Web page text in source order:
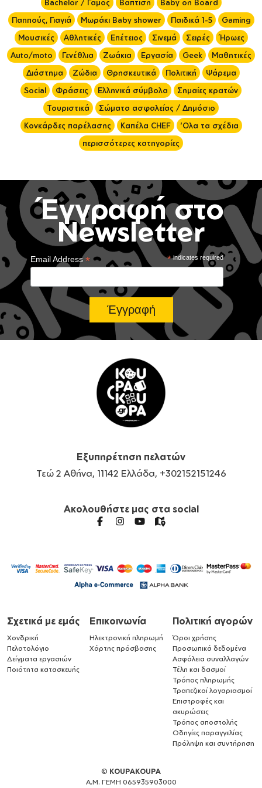
Bachelor / Γάμος
Βάπτιση
Baby on Board
Παππούς, Γιαγιά
Μωράκι Baby shower Παιδικά 1-5
Gaming
Μουσικές
Αθλητικές Επέτειος Σινεμά Σειρές
Ήρωες
Auto/moto
Γενέθλια Ζωάκια Εργασία Geek
Μαθητικές
Διάστημα
Ζώδια Θρησκευτικά Πολιτική
Ψάρεμα
Social
Φράσεις Ελληνικά σύμβολα
Σημαίες κρατών
Τουριστικά
Σώματα ασφαλείας / Δημόσιο
Κονκάρδες παρέλασης
Καπέλα CHEF
'Ολα τα σχέδια
περισσότερες κατηγορίες
Έγγραφή στο
Newsletter
*indicates required
Email Address*
Εξυπηρέτηση πελατών
Τεώ 2 Αθήνα, 11142 Ελλάδα, +302152151246
Ακολουθήστε μας στα social
Σχετικά με εμάς
Χονδρική
Πελατολόγιο
Δείγματα εργασιών
Ποιότητα κατασκευής
Επικοινωνία
Ηλεκτρονική πληρωμή
Χάρτης πρόσβασης
Πολιτική αγορών
Όροι χρήσης
Προσωπικά δεδομένα
Ασφάλεια συναλλαγών
Τέλη και δασμοί
Τρόπος πληρωμής
Τραπεζικοί λογαριασμοί
Επιστροφές και
ακυρώσεις
Τρόπος αποστολής
Οδηγίες παραγγελίας
Πρόληψη και συντήρηση
© KOUPAKOUPA
Α.Μ. ΓΕΜΗ 065935903000